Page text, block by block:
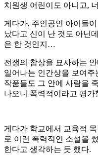
치원생 어린이도 아니고,
게다가, 주인공인 아이들
났다고 신이 난 것도 아닌
은 한 것인지…
전쟁의 참상을 묘사하는
일어나는 인간상을 보여
작품들도 그 안에 사람을
나오니 폭력적이라고 평가
게다가 학교에서 교육적
로 이런 폭력적인 소설을
한다고 생각하는 듯 했다.